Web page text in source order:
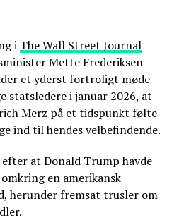
i The Wall Street Journal
Mette Frederiksen
et yderst fortroligt møde
statsledere i januar 2026, at
Merz på et tidspunkt følte
ind til hendes velbefindende.
at Donald Trump havde
en amerikansk
herunder fremsat trusler om